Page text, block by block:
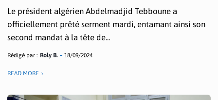
Le président algérien Abdelmadjid Tebboune a
officiellement prêté serment mardi, entamant ainsi son
second mandat à la tête de...
Rédigé par : Roly B. 18/09/2024
READ MORE